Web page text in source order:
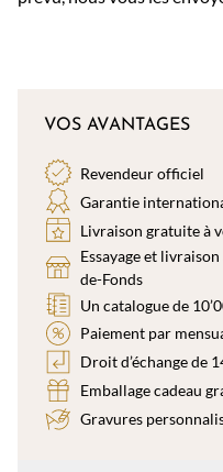
VOS AVANTAGES
Revendeur officiel
Garantie
Livraison gratuite à
Essayage et
de-Fonds
Un catalogue de
Paiement par
Droit d’échange de
Emballage cadeau
Gravures